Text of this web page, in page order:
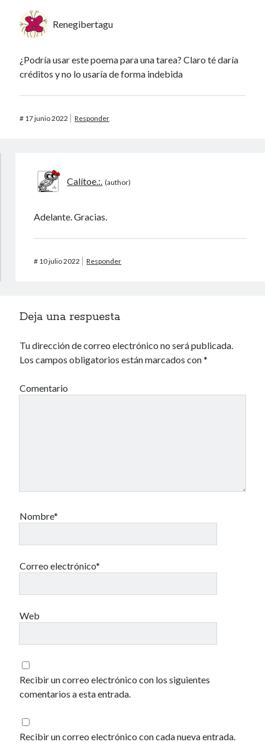
Renegibertagu
¿Podría usar este poema para una tarea? Claro té daría
créditos y no lo usaría de forma indebida
# 17 junio 2022 Responder
Calítoe.:.
Adelante. Gracias.
# 10 julio 2022 Responder
Deja una respuesta
Tu dirección de correo electrónico no será publicada.
Los campos obligatorios están marcados con*
Comentario
Nombre*
Correo electrónico*
Web
Recibir un correo electrónico con los siguientes
comentarios a esta entrada.
Recibir un correo electrónico con cada nueva entrada.